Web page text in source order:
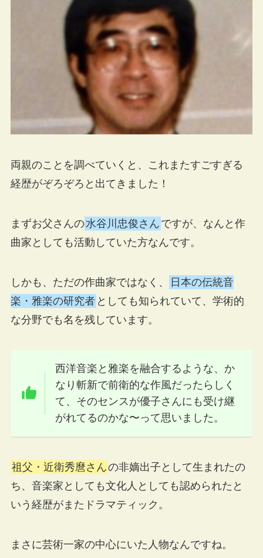
両親のことを調べていくと、これまたすごすぎる
経歴がぞろぞろと出てきました！
まずお父さんの水谷川忠俊さん ですが、なんと作
曲家としても活動していた方なんです。
しかも、ただの作曲家ではなく、
日本の伝統音
楽・雅楽の研究者 としても知られていて、学術的
な分野でも名を残しています。
西洋音楽と雅楽を融合するような、か
なり斬新で前衛的な作風だったらしく
て、そのセンスが優子さんにも受け継
がれてるのかな〜って思いました。
祖父・近衛秀麿さんの非嫡出子として生まれたの
ち、音楽家としても文化人としても認められたと
いう経歴がまたドラマティック。
まさに芸術一家の中心にいた人物なんですね。